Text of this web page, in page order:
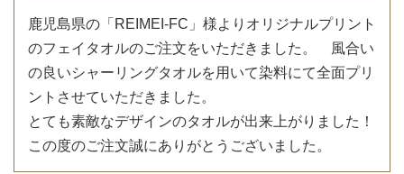
鹿児島県の「REIMEI-FC」様よりオリジナルプリント
のフェイタオルのご注文をいただきました。 風合い
の良いシャーリングタオルを用いて染料にて全面プリ
ントさせていただきました。
とても素敵なデザインのタオルが出来上がりました！
この度のご注文誠にありがとうございました。